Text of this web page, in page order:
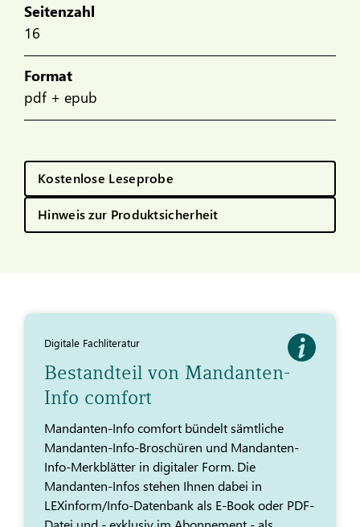
Seitenzahl
16
Format
pdf + epub
Kostenlose Leseprobe
Hinweis zur Produktsicherheit
Digitale Fachliteratur
Bestandteil von Mandanten-
Info comfort
Mandanten-Info comfort bündelt sämtliche
Mandanten-Info-Broschüren und Mandanten-
Info-Merkblätter in digitaler Form. Die
Mandanten-Infos stehen Ihnen dabei in
LEXinform/Info-Datenbank als E-Book oder PDF-